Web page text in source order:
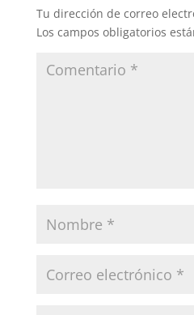
Tu dirección de correo
Los campos obligatorios